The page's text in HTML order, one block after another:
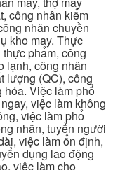
công nhân kiểm
nhân chuyền
kho may. Thực
phẩm, công
lạnh, công nhân
lượng (QC), công
hóa. Việc làm phổ
việc làm không
việc làm phổ
nhân, tuyển người
việc làm ổn định,
dụng lao động
việc làm cho